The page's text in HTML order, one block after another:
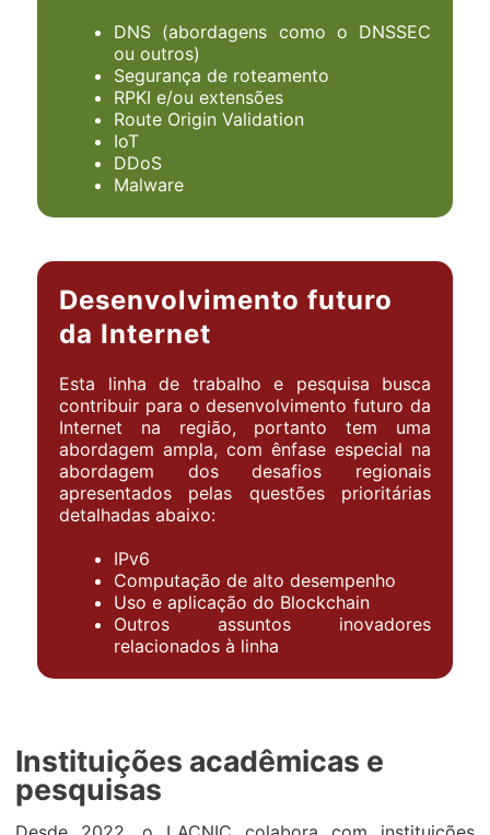
DNS (abordagens como o DNSSEC
ou outros)
Segurança de roteamento
RPKI e/ou extensões
Route Origin Validation
IoT
DDoS
Malware
Desenvolvimento futuro
da Internet
Esta linha de trabalho e pesquisa busca
contribuir para o desenvolvimento futuro da
Internet na região, portanto tem uma
abordagem ampla, com ênfase especial na
abordagem dos desafios regionais
apresentados pelas questões prioritárias
detalhadas abaixo:
IPv6
Computação de alto desempenho
Uso e aplicação do Blockchain
Outros assuntos inovadores
relacionados à linha
Instituições acadêmicas e
pesquisas